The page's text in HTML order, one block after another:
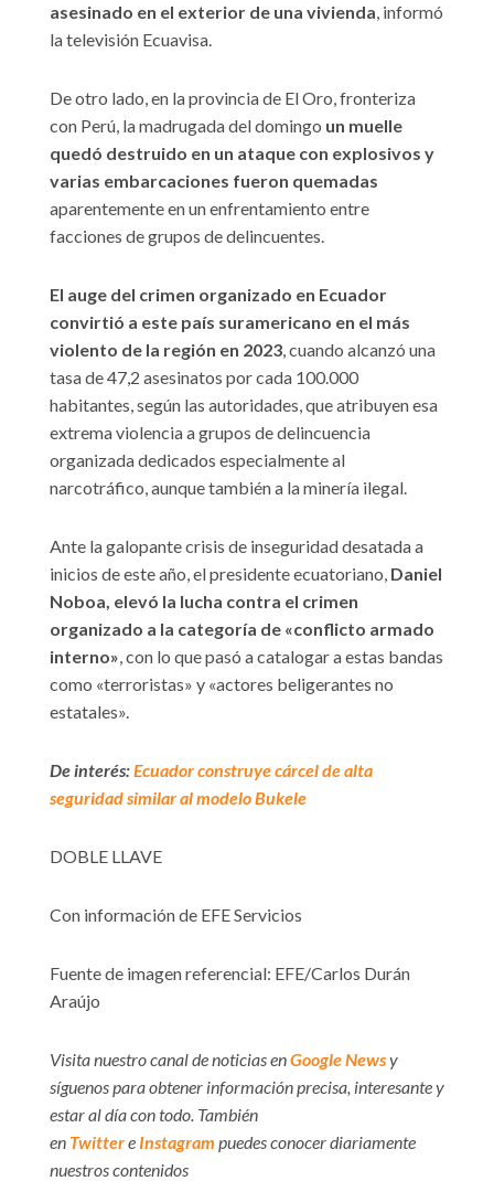
asesinado en el exterior de una vivienda, informó
la televisión Ecuavisa.
De otro lado, en la provincia de El Oro, fronteriza
con Perú, la madrugada del domingo un muelle
quedó destruido en un ataque con explosivos y
varias embarcaciones fueron quemadas
aparentemente en un enfrentamiento entre
facciones de grupos de delincuentes.
El auge del crimen organizado en Ecuador
convirtió a este país suramericano en el más
violento de la región en 2023, cuando alcanzó una
tasa de 47,2 asesinatos por cada 100.000
habitantes, según las autoridades, que atribuyen esa
extrema violencia a grupos de delincuencia
organizada dedicados especialmente al
narcotráfico, aunque también a la minería ilegal.
Ante la galopante crisis de inseguridad desatada a
inicios de este año, el presidente ecuatoriano, Daniel
Noboa, elevó la lucha contra el crimen
organizado a la categoría de «conflicto armado
interno», con lo que pasó a catalogar a estas bandas
como «terroristas» y «actores beligerantes no
estatales».
De interés:Ecuador construye cárcel de alta
seguridad similar al modelo Bukele
DOBLE LLAVE
Con información de EFE Servicios
Fuente de imagen referencial: EFE/Carlos Durán
Araújo
Visita nuestro canal de noticias enGoogle Newsy
síguenos para obtener información precisa, interesante y
estar al día con todo. También
en Twittere Instagram puedes conocer diariamente
nuestros contenidos